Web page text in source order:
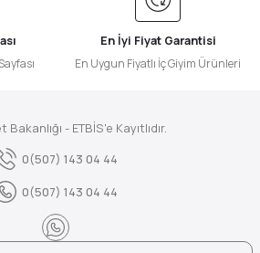
En İyi Fiyat Garantisi
En Uygun Fiyatlı İç Giyim Ürünleri
Bakanlığı - ETBİS'e Kayıtlıdır.
0(507) 143 04 44
0(507) 143 04 44